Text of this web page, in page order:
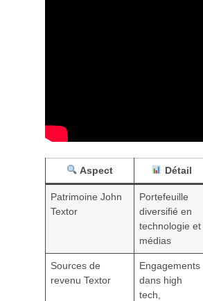
Aspect Détail
Patrimoine John
Textor
Portefeuille
diversifié en
technologie et
médias
Sources de
revenu Textor
Engagements
dans high
tech,